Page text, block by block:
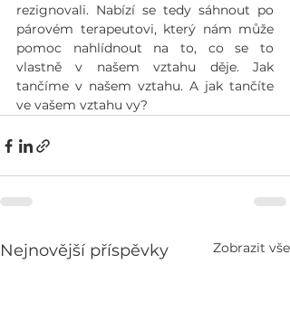
rezignovali. Nabízí se tedy sáhnout po
párovém terapeutovi, který nám může
pomoc nahlídnout na to, co se to
vlastně v našem vztahu děje. Jak
tančíme v našem vztahu. A jak tančíte
ve vašem vztahu vy?
Nejnovější příspěvky Zobrazit vše